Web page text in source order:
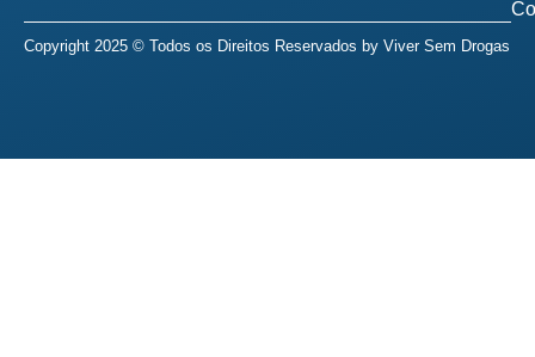
Copyright 2025 © Todos os Direitos Reservados by Viver Sem Drogas